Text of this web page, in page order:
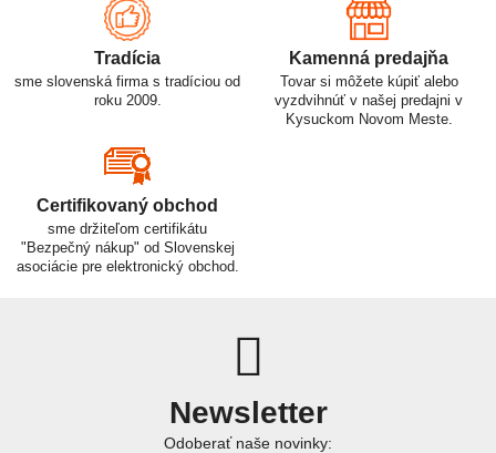
Tradícia
sme slovenská firma s tradíciou od
roku 2009.
Kamenná predajňa
Tovar si môžete kúpiť alebo
vyzdvihnúť v našej predajni v
Kysuckom Novom Meste.
Certifikovaný obchod
sme držiteľom certifikátu
"Bezpečný nákup" od Slovenskej
asociácie pre elektronický obchod.
Newsletter
Odoberať naše novinky: